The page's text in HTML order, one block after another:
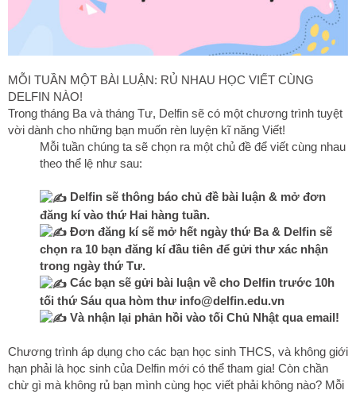
MỖI TUẦN MỘT BÀI LUẬN: RỦ NHAU HỌC VIẾT CÙNG
DELFIN NÀO!
Trong tháng Ba và tháng Tư, Delfin sẽ có một chương trình tuyệt
vời dành cho những bạn muốn rèn luyện kĩ năng Viết!
Mỗi tuần chúng ta sẽ chọn ra một chủ đề để viết cùng nhau
theo thể lệ như sau:
Delfin sẽ thông báo chủ đề bài luận & mở đơn
đăng kí vào thứ Hai hàng tuần.
Đơn đăng kí sẽ mở hết ngày thứ Ba & Delfin sẽ
chọn ra 10 bạn đăng kí đầu tiên để gửi thư xác nhận
trong ngày thứ Tư.
Các bạn sẽ gửi bài luận về cho Delfin trước 10h
tối thứ Sáu qua hòm thư info@delfin.edu.vn
Và nhận lại phản hồi vào tối Chủ Nhật qua email!
Chương trình áp dụng cho các bạn học sinh THCS, và không giới
hạn phải là học sinh của Delfin mới có thể tham gia! Còn chần
chừ gì mà không rủ bạn mình cùng học viết phải không nào? Mỗi